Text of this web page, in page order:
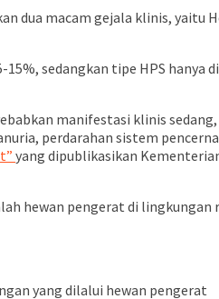
dua macam gejala klinis, yaitu
sedangkan tipe HPS hanya
manifestasi klinis
perdarahan sistem
yang dipublikasikan
hewan pengerat di lingkungan
yang dilalui hewan pengerat